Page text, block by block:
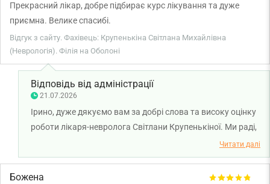
Прекрасний лікар, добре підбирає курс лікування та дуже
приємна. Велике спасибі.
Відгук з сайту. Фахівець: Крупенькіна Світлана Михайлівна
(Неврологія). Філія на Оболоні
Відповідь від адміністрації
21.07.2026
Ірино, дуже дякуємо вам за добрі слова та високу оцінку
роботи лікаря-невролога Світлани Крупенькіної. Ми раді,
що ви залишилися задоволені консультацією та
призначеним курсом лікування. Бажаємо вам міцного
Читати далі
Божена